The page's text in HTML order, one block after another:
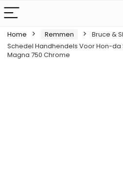
Home Remmen
Bruce &
Schedel Handhendels Voor Hon-da
Magna 750 Chrome